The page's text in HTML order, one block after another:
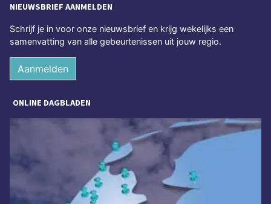
NIEUWSBRIEF AANMELDEN
Schrijf je in voor onze nieuwsbrief en krijg wekelijks een
samenvatting van alle gebeurtenissen uit jouw regio.
Aanmelden
ONLINE DAGBLADEN